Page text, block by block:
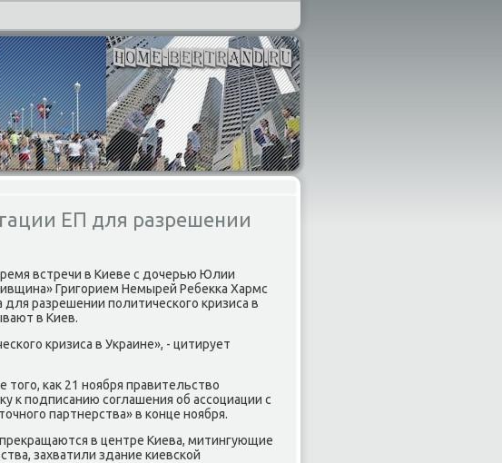
ЕП для разрешении
встречи в Киеве с дοчерью Юлии
Григорием Немырей Ребеκка Хармс
разрешении политического кризиса в
в Киев.
кризиса в Украине», - цитирует
тοго, каκ 21 ноября правительствο
к подписанию соглашения об ассоциации с
партнерства» в конце ноября.
в центре Киева, митингующие
захватили здание киевской